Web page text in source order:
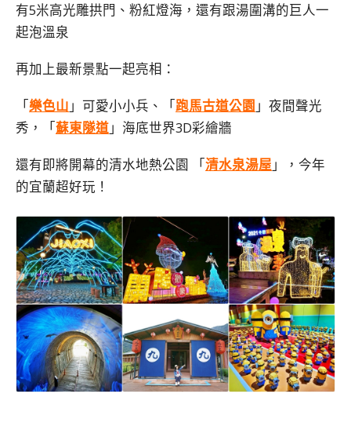
有5米高光雕拱門、粉紅燈海，還有跟湯圍溝的巨人一
起泡溫泉
再加上最新景點一起亮相：
「樂色山 」可愛小小兵、「跑馬古道公園 」夜間聲光
秀，「蘇東隧道」海底世界3D彩繪牆
還有即將開幕的清水地熱公園 「清水泉湯屋 」，今年
的宜蘭超好玩！